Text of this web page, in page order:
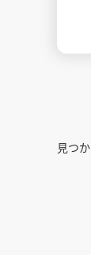
見つ